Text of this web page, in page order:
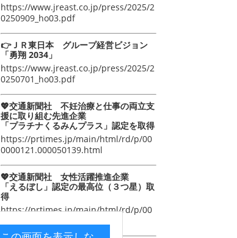
https://www.jreast.co.jp/press/2025/2
0250909_ho03.pdf
👉ＪＲ東日本 グループ経営ビジョン
「勇翔 2034」
https://www.jreast.co.jp/press/2025/2
0250701_ho03.pdf
💖交通新聞社 不妊治療と仕事の両立支
援に取り組む先進企業
「プラチナくるみんプラス」認定を取得
https://prtimes.jp/main/html/rd/p/00
0000121.000050139.html
💖交通新聞社 女性活躍推進企業
「えるぼし」認定の最高位（３つ星）取
得
https://prtimes.jp/main/html/rd/p/00